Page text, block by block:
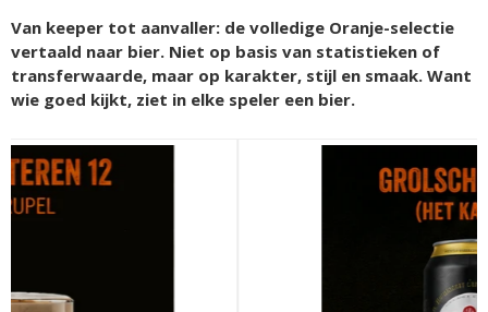
Van keeper tot aanvaller: de volledige Oranje-selectie
vertaald naar bier. Niet op basis van statistieken of
transferwaarde, maar op karakter, stijl en smaak. Want
wie goed kijkt, ziet in elke speler een bier.